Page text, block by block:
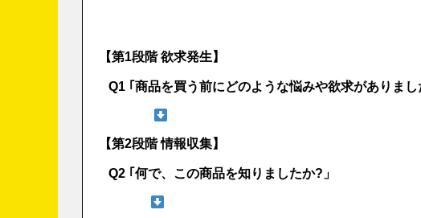
【第1段階 欲求発生】
Q1 ｢商品を買う前にどのような悩みや欲求がありまし
【第2段階 情報収集】
Q2 ｢何で、この商品を知りましたか?」